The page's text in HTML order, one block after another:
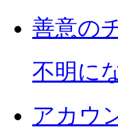
善意の
不明に
アカウ